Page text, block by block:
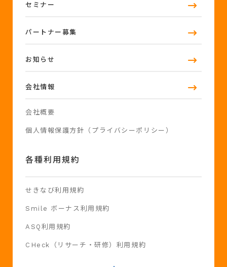
セミナー
パートナー募集
お知らせ
会社情報
会社概要
個人情報保護方針（プライバシーポリシー）
各種利用規約
せきなび利用規約
Smile ボーナス利用規約
ASQ利用規約
CHeck（リサーチ・研修）利用規約